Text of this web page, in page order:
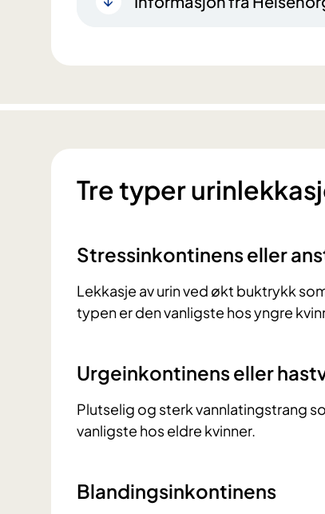
Tre typer
Stressinkontinens eller
Lekkasje av urin ved økt buktrykk
typen er den vanligste hos yngre
Urgeinkontinens eller
Plutselig og sterk vannlatingstrang
vanligste hos eldre kvinner.
Blandingsinkontinens